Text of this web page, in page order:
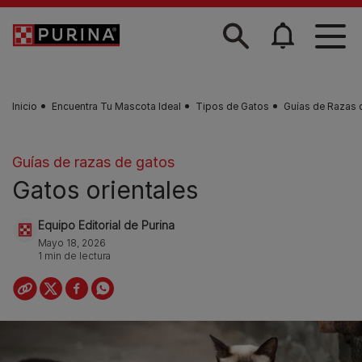
Skip to main content
Inicio Encuentra Tu Mascota Ideal Tipos de Gatos Guías de Razas
Guías de razas de gatos
Gatos orientales
Equipo Editorial de Purina
Mayo 18, 2026
1 min de lectura